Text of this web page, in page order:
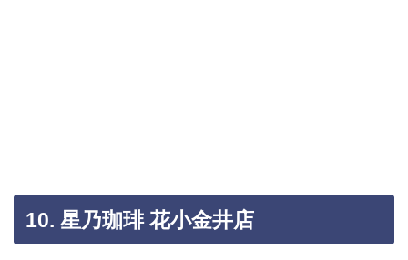
10. 星乃珈琲 花小金井店